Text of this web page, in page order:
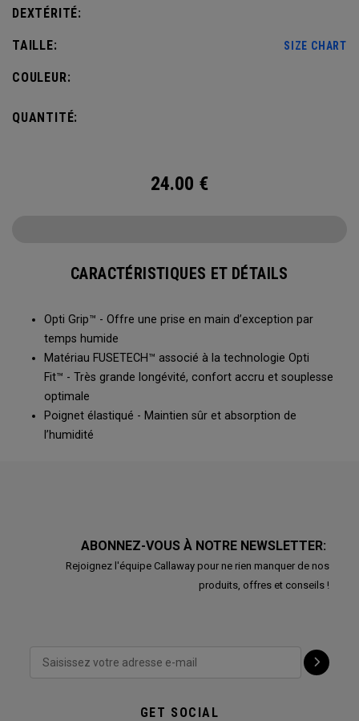
DEXTÉRITÉ:
TAILLE: SIZE CHART
COULEUR:
QUANTITÉ:
24.00 €
CARACTÉRISTIQUES ET DÉTAILS
Opti Grip™ - Offre une prise en main d’exception par
temps humide
Matériau FUSETECH™ associé à la technologie Opti
Fit™ - Très grande longévité, confort accru et souplesse
optimale
Poignet élastiqué - Maintien sûr et absorption de
l’humidité
ABONNEZ-VOUS À NOTRE NEWSLETTER:
Rejoignez l'équipe Callaway pour ne rien manquer de nos
produits, offres et conseils !
GET SOCIAL